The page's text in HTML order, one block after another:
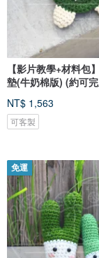
【影片教學+材料包
墊(牛奶棉版) (約可
NT$ 1,563
可客製
免運